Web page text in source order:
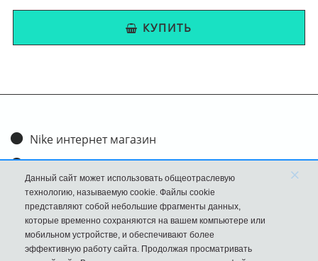
КУПИТЬ
Nike интернет магазин
Доставка и оплата
Обмен и возврат
Размеры
FAQ
Данный сайт может использовать общеотраслевую
технологию, называемую cookie. Файлы cookie
представляют собой небольшие фрагменты данных,
которые временно сохраняются на вашем компьютере или
мобильном устройстве, и обеспечивают более
эффективную работу сайта. Продолжая просматривать
×